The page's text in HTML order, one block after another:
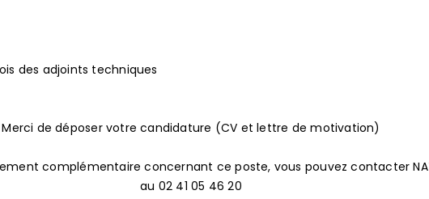
des adjoints techniques
Merci de déposer votre candidature (CV et lettre de motivation)
complémentaire concernant ce poste, vous pouvez contacter
au 02 41 05 46 20